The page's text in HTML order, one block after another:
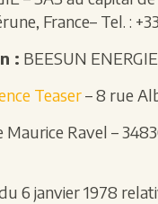
France– Tel. :
: BEESUN
Teaser– 8 rue
Maurice Ravel –
6 janvier 1978